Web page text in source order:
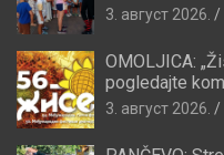
3. август 2026.
OMOLJICA:
pogledajte
3. август 2026.